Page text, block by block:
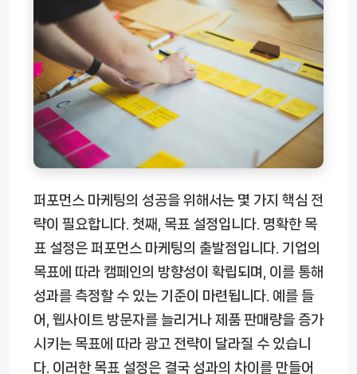
퍼포먼스 마케팅의 성공을 위해서는 몇 가지 핵심 전
략이 필요합니다. 첫째, 목표 설정입니다. 명확한 목
표 설정은 퍼포먼스 마케팅의 출발점입니다. 기업의
목표에 따라 캠페인의 방향성이 확립되며, 이를 통해
성과를 측정할 수 있는 기준이 마련됩니다. 예를 들
어, 웹사이트 방문자를 늘리거나 제품 판매량을 증가
시키는 목표에 따라 광고 전략이 달라질 수 있습니
다. 이러한 목표 설정은 결국 성과의 차이를 만들어